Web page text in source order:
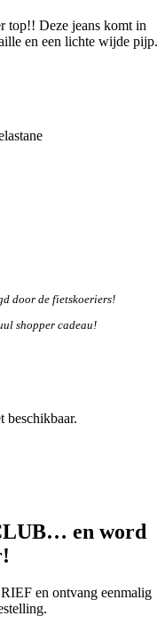
top!! Deze jeans komt in
en een lichte wijde pijp.
door de fietskoeriers!
shopper cadeau!
beschikbaar.
en word
en ontvang eenmalig